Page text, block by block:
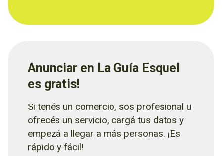
Anunciar en La Guía Esquel
es gratis!
Si tenés un comercio, sos profesional u
ofrecés un servicio, cargá tus datos y
empezá a llegar a más personas. ¡Es
rápido y fácil!